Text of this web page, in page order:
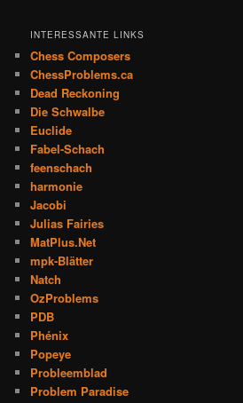
INTERESSANTE LINKS
Chess Composers
ChessProblems.ca
Dead Reckoning
Die Schwalbe
Euclide
Fabel-Schach
feenschach
harmonie
Jacobi
Julias Fairies
MatPlus.Net
mpk-Blätter
Natch
OzProblems
PDB
Phénix
Popeye
Probleemblad
Problem Paradise